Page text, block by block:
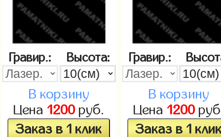
Гравир.: Высота:
В корзину
Цена 1200руб.
Заказ в 1 клик
Гравир.:
В корзину
Цена 1200
Заказ в 1